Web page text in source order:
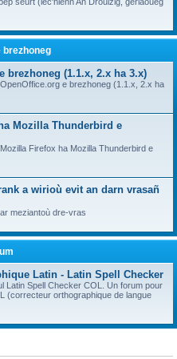
brezhoneg
brezhoneg (1.1.x, 2.x ha 3.x)
e brezhoneg (1.1.x, 2.x ha
Mozilla Thunderbird e
Firefox ha Mozilla Thunderbird e
a wirioù evit an darn vrasañ
meziantoù dre-vras
Latin - Latin Spell Checker
Latin Spell Checker COL. Un forum pour
(correcteur orthographique de langue